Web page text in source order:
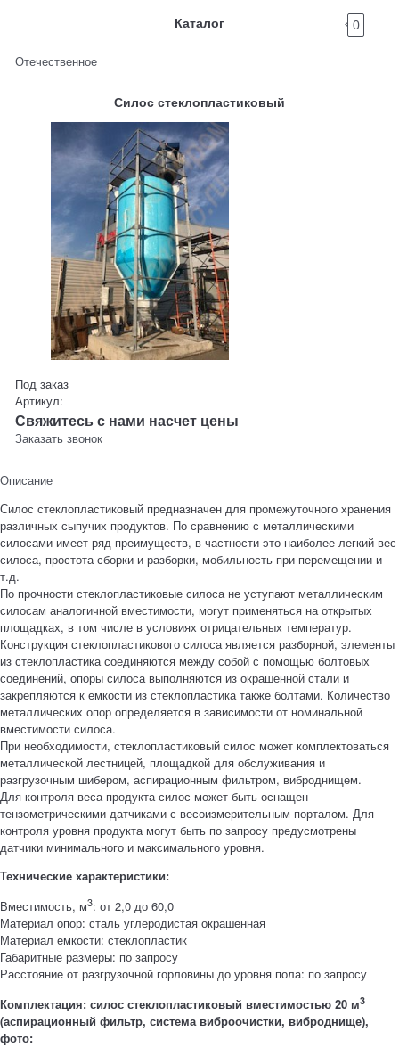
Каталог 0
Отечественное
Силос стеклопластиковый
Под заказ
Артикул:
Свяжитесь с нами насчет цены
Заказать звонок
Описание
Силос стеклопластиковый предназначен для промежуточного хранения
различных сыпучих продуктов. По сравнению с металлическими
силосами имеет ряд преимуществ, в частности это наиболее легкий вес
силоса, простота сборки и разборки, мобильность при перемещении и
т.д.
По прочности стеклопластиковые силоса не уступают металлическим
силосам аналогичной вместимости, могут применяться на открытых
площадках, в том числе в условиях отрицательных температур.
Конструкция стеклопластикового силоса является разборной, элементы
из стеклопластика соединяются между собой с помощью болтовых
соединений, опоры силоса выполняются из окрашенной стали и
закрепляются к емкости из стеклопластика также болтами. Количество
металлических опор определяется в зависимости от номинальной
вместимости силоса.
При необходимости, стеклопластиковый силос может комплектоваться
металлической лестницей, площадкой для обслуживания и
разгрузочным шибером, аспирационным фильтром, виброднищем.
Для контроля веса продукта силос может быть оснащен
тензометрическими датчиками с весоизмерительным порталом. Для
контроля уровня продукта могут быть по запросу предусмотрены
датчики минимального и максимального уровня.
Технические характеристики:
Вместимость, м3: от 2,0 до 60,0
Материал опор: сталь углеродистая окрашенная
Материал емкости: стеклопластик
Габаритные размеры: по запросу
Расстояние от разгрузочной горловины до уровня пола: по запросу
Комплектация: силос стеклопластиковый вместимостью 20 м3
(аспирационный фильтр, система виброочистки, виброднище),
фото: